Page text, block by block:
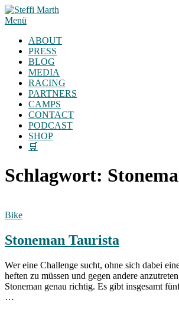
Zum
Inhalt
Menü
ABOUT
PRESS
BLOG
MEDIA
RACING
PARTNERS
CAMPS
CONTACT
PODCAST
SHOP
🛒
Schlagwort:
Bike
Stoneman Taurista
Wer eine Challenge sucht, ohne sich dabei
heften zu müssen und gegen andere
Stoneman genau richtig. Es gibt insgesamt
…